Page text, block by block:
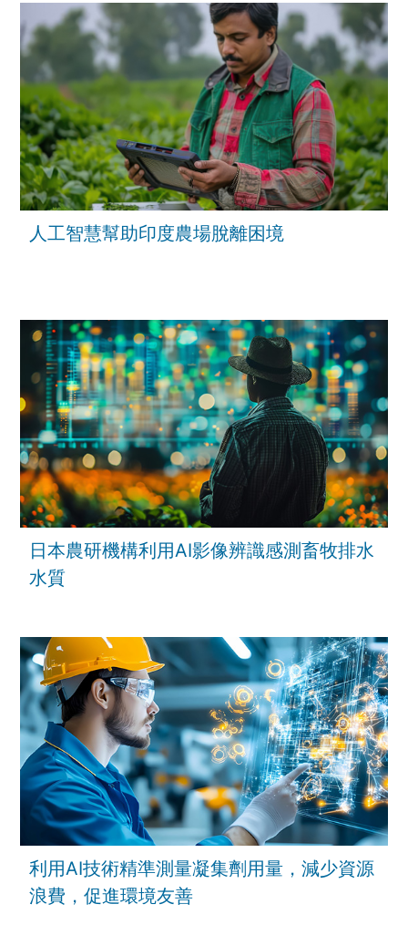
人工智慧幫助印度農場脫離困境
日本農研機構利用AI影像辨識感測畜牧排水
水質
利用AI技術精準測量凝集劑用量，減少資源
浪費，促進環境友善